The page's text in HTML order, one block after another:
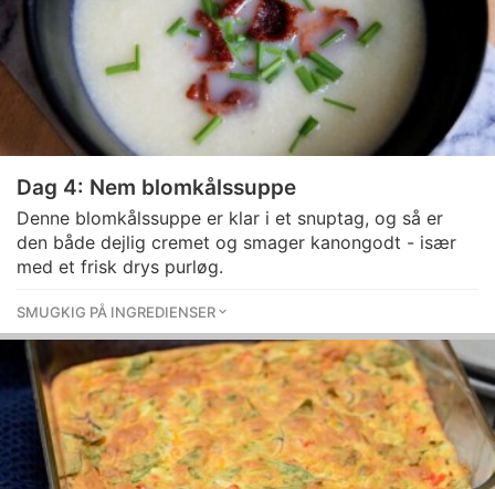
Dag 4: Nem blomkålssuppe
Denne blomkålssuppe er klar i et snuptag, og så er
den både dejlig cremet og smager kanongodt - især
med et frisk drys purløg.
SMUGKIG PÅ INGREDIENSER